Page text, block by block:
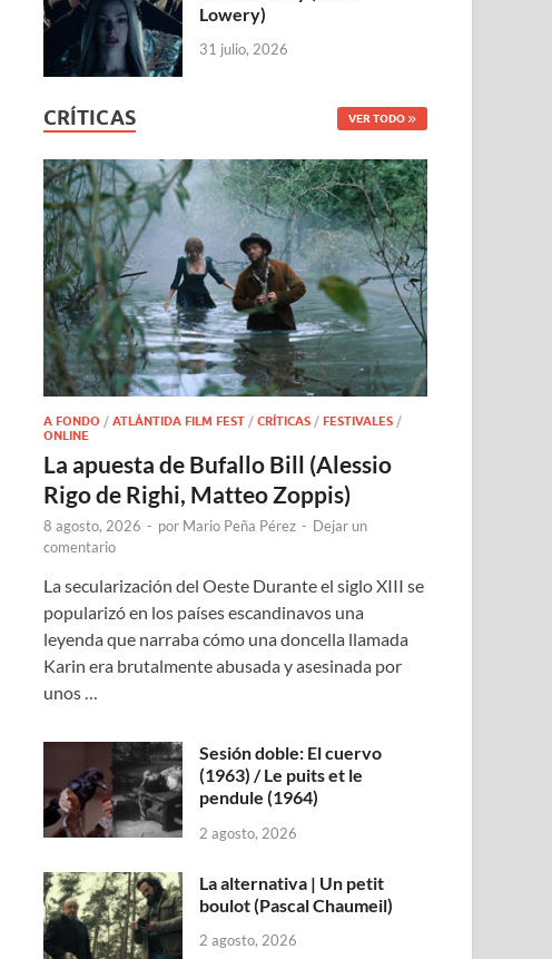
Lowery)
31 julio, 2026
CRÍTICAS VER TODO
A FONDO /ATLÁNTIDA FILM FEST /CRÍTICAS /FESTIVALES /
ONLINE
La apuesta de Bufallo Bill (Alessio
Rigo de Righi, Matteo Zoppis)
8 agosto, 2026 - por Mario Peña Pérez - Dejar un
comentario
La secularización del Oeste Durante el siglo XIII se
popularizó en los países escandinavos una
leyenda que narraba cómo una doncella llamada
Karin era brutalmente abusada y asesinada por
unos …
Sesión doble: El cuervo
(1963) / Le puits et le
pendule (1964)
2 agosto, 2026
La alternativa | Un petit
boulot (Pascal Chaumeil)
2 agosto, 2026